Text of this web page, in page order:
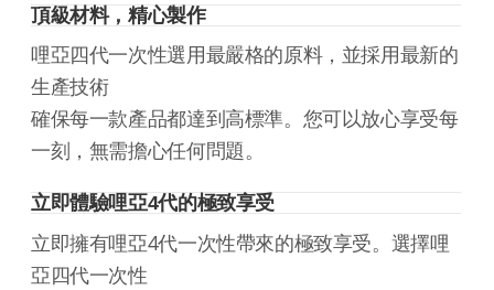
頂級材料，精心製作
哩亞四代一次性選用最嚴格的原料，並採用最新的
生產技術
確保每一款產品都達到高標準。您可以放心享受每
一刻，無需擔心任何問題。
立即體驗哩亞4代的極致享受
立即擁有哩亞4代一次性帶來的極致享受。選擇哩
亞四代一次性